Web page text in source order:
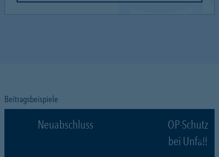
Beitragsbeispiele
Neuabschluss
OP-Schutz
bei Unfall